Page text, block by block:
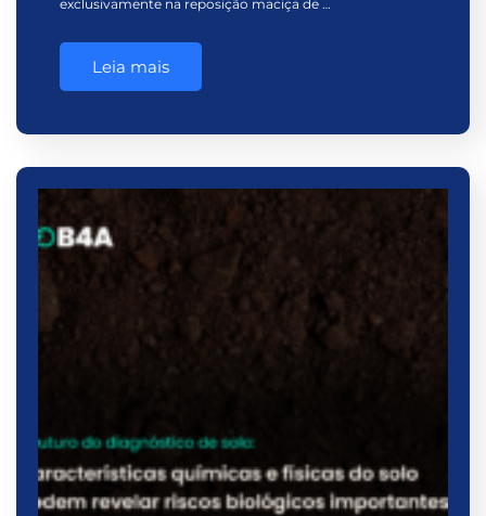
exclusivamente na reposição maciça de …
Leia mais